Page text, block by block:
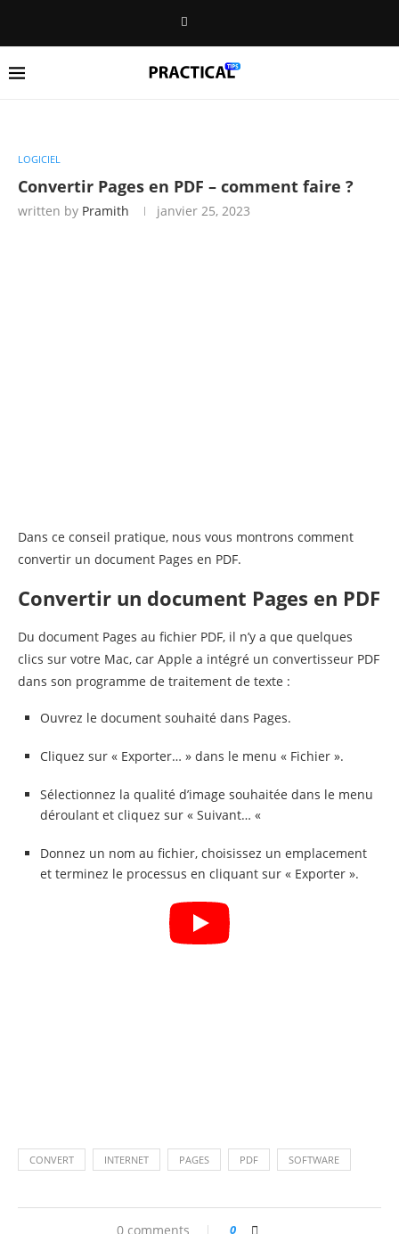
LOGICIEL
Convertir Pages en PDF – comment faire ?
written by Pramith janvier 25, 2023
Dans ce conseil pratique, nous vous montrons comment
convertir un document Pages en PDF.
Convertir un document Pages en PDF
Du document Pages au fichier PDF, il n’y a que quelques
clics sur votre Mac, car Apple a intégré un convertisseur PDF
dans son programme de traitement de texte :
Ouvrez le document souhaité dans Pages.
Cliquez sur « Exporter… » dans le menu « Fichier ».
Sélectionnez la qualité d’image souhaitée dans le menu
déroulant et cliquez sur « Suivant… «
Donnez un nom au fichier, choisissez un emplacement
et terminez le processus en cliquant sur « Exporter ».
CONVERT INTERNET PAGES PDF SOFTWARE
0 comments 0